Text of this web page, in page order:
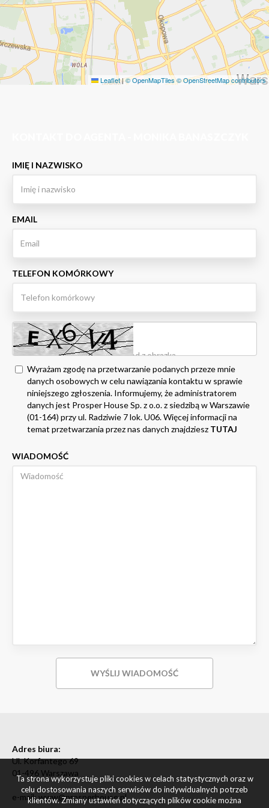
Leaflet|© OpenMapTiles © OpenStreetMap contributors
IMIĘ I NAZWISKO
EMAIL
TELEFON KOMÓRKOWY
Wyrażam zgodę na przetwarzanie podanych przeze mnie
danych osobowych w celu nawiązania kontaktu w sprawie
niniejszego zgłoszenia. Informujemy, że administratorem
danych jest Prosper House Sp. z o.o. z siedzibą w Warszawie
(01-164) przy ul. Radziwie 7 lok. U06. Więcej informacji na
temat przetwarzania przez nas danych znajdziesz TUTAJ
WIADOMOŚĆ
Adres biura:
Ul. Korfantego 69
01-496 Warszawa
e-mail: www@prosperhouse.pl
Ta strona wykorzystuje pliki cookies w celach statystycznych oraz w
celu dostosowania naszych serwisów do indywidualnych potrzeb
klientów. Zmiany ustawień dotyczących plików cookie można